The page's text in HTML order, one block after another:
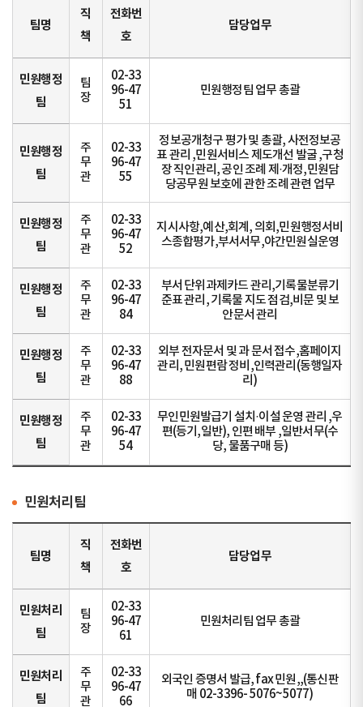
팀명
직
책
전화번
호
담당업무
민원행정
팀
팀
장
02-33
96-47
51
민원행정팀 업무 총괄
민원행정
팀
주
무
관
02-33
96-47
55
정보공개청구 평가 및 총괄, 사전정보공
표 관리 ,민원서비스 제도개선 발굴 ,구청
장 직인관리, 공인 조례 제·개정,민원담
당공무원 보호에 관한 조례 관련 업무
민원행정
팀
주
무
관
02-33
96-47
52
지시사항,예산,회계, 의회,민원행정서비
스종합평가,부서서무,야간민원실운영
민원행정
팀
주
무
관
02-33
96-47
84
부서 단위과제카드 관리,기록물분류기
준표 관리, 기록물 지도 점검,비문 및 보
안문서 관리
민원행정
팀
주
무
관
02-33
96-47
88
외부 전자문서 및 과 문서 접수,홈페이지
관리, 민원편람 정비,인력관리(동행일자
리)
민원행정
팀
주
무
관
02-33
96-47
54
무인민원발급기 설치·이설 운영 관리 ,우
편(등기,일반), 인편 배부 ,일반서무(수
당, 물품구매 등)
민원처리팀
팀명
직
책
전화번
호
담당업무
민원처리
팀
팀
장
02-33
96-47
61
민원처리팀 업무 총괄
민원처리
팀
주
무
관
02-33
96-47
66
외국인 증명서 발급, fax 민원,,(통신판
매 02-3396- 5076~5077)